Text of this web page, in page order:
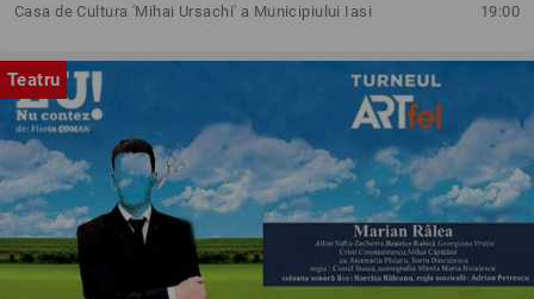
Casa de Cultura 'Mihai Ursachi' a Municipiului Iasi 19:00
Teatru